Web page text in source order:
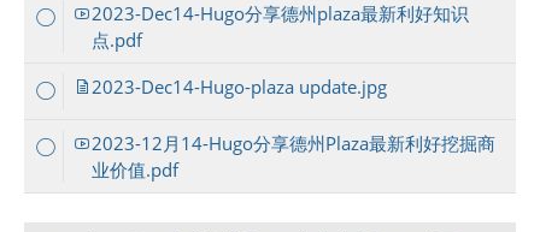
2023-Dec14-Hugo分享德州plaza最新利好知识
点.pdf
2023-Dec14-Hugo-plaza update.jpg
2023-12月14-Hugo分享德州Plaza最新利好挖掘商
业价值.pdf